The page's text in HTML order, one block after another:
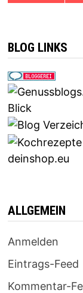
BLOG LINKS
deinshop.eu
ALLGEMEIN
Anmelden
Eintrags-Feed
Kommentar-